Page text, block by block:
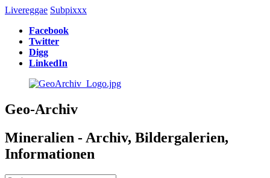
Livereggae Subpixxx
Facebook
Twitter
Digg
LinkedIn
Geo-Archiv
Mineralien - Archiv, Bildergalerien,
Informationen